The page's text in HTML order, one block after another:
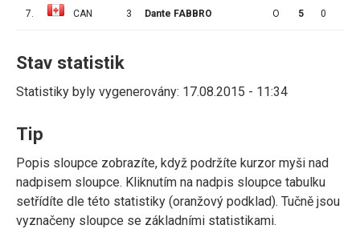
7. CAN 3 Dante FABBRO O 5 0
Stav statistik
Statistiky byly vygenerovány: 17.08.2015 - 11:34
Tip
Popis sloupce zobrazíte, když podržíte kurzor myši nad
nadpisem sloupce. Kliknutím na nadpis sloupce tabulku
setřídíte dle této statistiky (oranžový podklad). Tučně jsou
vyznačeny sloupce se základními statistikami.